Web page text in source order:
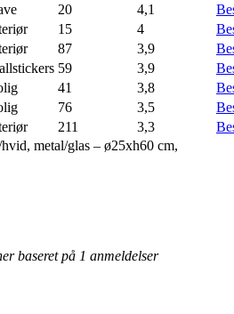
20 4,1
15 4
87 3,9
59 3,9
41 3,8
76 3,5
211 3,3
metal/glas – ø25xh60 cm,
baseret på 1 anmeldelser